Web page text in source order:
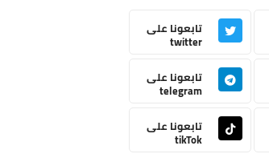
تابعونا على
twitter
تابعونا على
telegram
تابعونا على
tikTok